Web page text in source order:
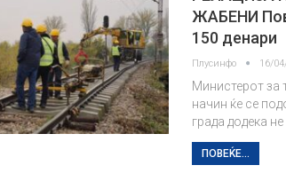
ЖАБЕНИ
150 денари
Плусинфо 16/
Министерот за
начин ќе се
града додека
ПОВЕЌЕ...